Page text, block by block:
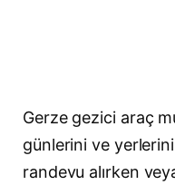
Gerze gezici araç
günlerini ve
randevu alırken